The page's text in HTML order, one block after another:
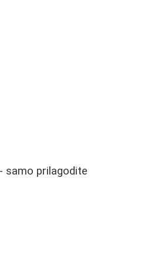
samo prilagodite